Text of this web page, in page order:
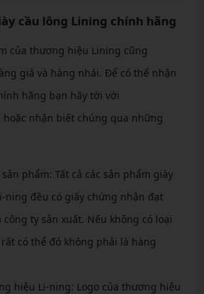
cầu lông Lining chính hãng
của thương hiệu Lining cũng
giả và hàng nhái. Để có thể nhận
hãng bạn hãy tới với
hoặc nhận biết chúng qua những
phẩm: Tất cả các sản phẩm giày
ning đều có giấy chứng nhận đạt
ty sản xuất. Nếu không có loại
có thể đó không phải là hàng
hiệu Li-ning: Logo của thương hiệu